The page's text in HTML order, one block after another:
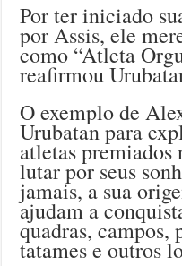
Por ter iniciado
por Assis, ele
como “Atleta
reafirmou
O exemplo de
Urubatan para
atletas premiados
lutar por seus
jamais, a sua
ajudam a
quadras, campos,
tatames e outros